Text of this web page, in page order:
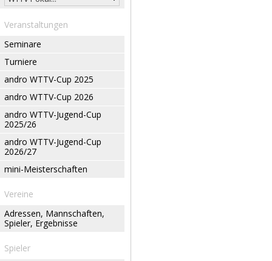
Veranstaltungen
Seminare
Turniere
andro WTTV-Cup 2025
andro WTTV-Cup 2026
andro WTTV-Jugend-Cup
2025/26
andro WTTV-Jugend-Cup
2026/27
mini-Meisterschaften
Vereine
Adressen, Mannschaften,
Spieler, Ergebnisse
Spieler